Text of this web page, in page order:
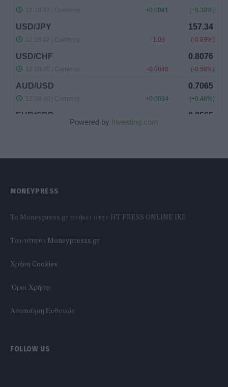
Powered by Investing.com
MONEYPRESS
To Moneypress.gr ανήκει στην HT PRESS ONLINE IKE
Tαυτότητα Moneypresss.gr
Χρήση Cookies
'Οροι Χρήσης
Αποποίηση Ευθυνών
FOLLOW US